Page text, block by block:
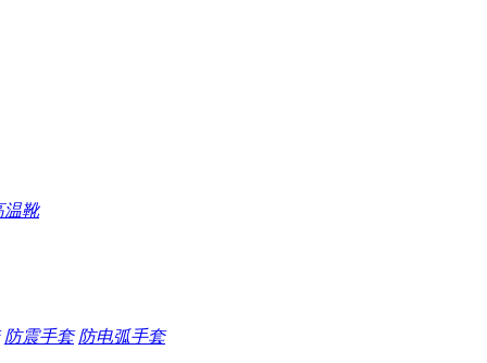
温靴
防震手套 防电弧手套